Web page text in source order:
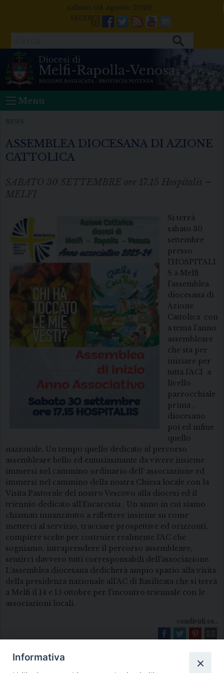
sabato 08 agosto 2026
Facebook
Twitter
FeedsYoutube
Mail
Menu
NEWS
ASSEMBLEA DIOCESANA DI AZIONE
CATTOLICA
SABATO 30 SETTEMBRE ore 17.15 Hospitalis –
MELFI
Si terrà
sabato 30
settembre
presso
l’HOSPITALI
S a Melfi
l’assemblea
diocesana di
Azione
Cattolica con
a tema l’anno
assembleare
che sta per
iniziare per
tutta l’ACI a
livello
parrocchiale
prima ,
diocesano
poi ed infine
quello
nazionale. Un tempo quello dedicato al percorso
assembleare bello ed entusiasmante da vivere insieme
immersi nel cammino ordinario dell’ associazione ed
immersi nel cammino della nostra Chiesa locale con la
Visita Pastorale del nostro Vescovo alla diocesi ed il
triennio dedicato all’Eucarestia . Un anno in cui siamo
chiamati innanzitutto a riflettere insieme su come
metterci al servizio, tracciare prospettive ed orizzonti,
compiere scelte per costruire realmente l’AC che
sogniamo, intraprendere il percorso assembleare,
sentirci davvero tutti corresponsabili dell’associazione.
L’assemblea diocesana dedicherà ampio spazio alla visita
della presidenza nazionale all’AC di Basilicata che si terrà
a Melfi il 14 e 15 ottobre per l’incontro triennale con le
associazioni locali.
condividi su...
Informativa